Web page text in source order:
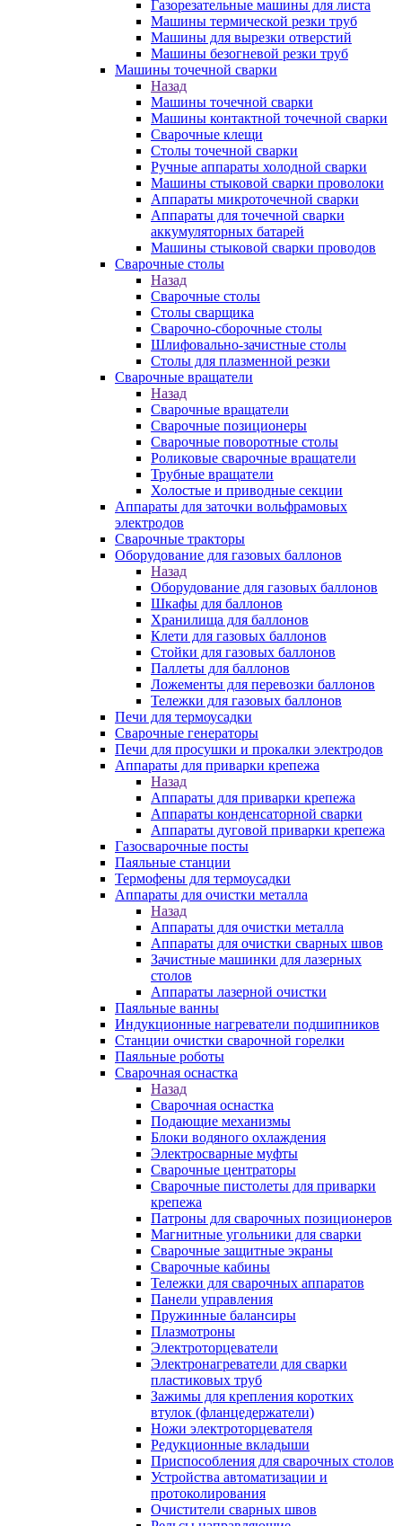
Газорезательные машины для листа
Машины термической резки труб
Машины для вырезки отверстий
Машины безогневой резки труб
Машины точечной сварки
Назад
Машины точечной сварки
Машины контактной точечной сварки
Сварочные клещи
Столы точечной сварки
Ручные аппараты холодной сварки
Машины стыковой сварки проволоки
Аппараты микроточечной сварки
Аппараты для точечной сварки
аккумуляторных батарей
Машины стыковой сварки проводов
Сварочные столы
Назад
Сварочные столы
Столы сварщика
Сварочно-сборочные столы
Шлифовально-зачистные столы
Столы для плазменной резки
Сварочные вращатели
Назад
Сварочные вращатели
Сварочные позиционеры
Сварочные поворотные столы
Роликовые сварочные вращатели
Трубные вращатели
Холостые и приводные секции
Аппараты для заточки вольфрамовых
электродов
Сварочные тракторы
Оборудование для газовых баллонов
Назад
Оборудование для газовых баллонов
Шкафы для баллонов
Хранилища для баллонов
Клети для газовых баллонов
Стойки для газовых баллонов
Паллеты для баллонов
Ложементы для перевозки баллонов
Тележки для газовых баллонов
Печи для термоусадки
Сварочные генераторы
Печи для просушки и прокалки электродов
Аппараты для приварки крепежа
Назад
Аппараты для приварки крепежа
Аппараты конденсаторной сварки
Аппараты дуговой приварки крепежа
Газосварочные посты
Паяльные станции
Термофены для термоусадки
Аппараты для очистки металла
Назад
Аппараты для очистки металла
Аппараты для очистки сварных швов
Зачистные машинки для лазерных
столов
Аппараты лазерной очистки
Паяльные ванны
Индукционные нагреватели подшипников
Станции очистки сварочной горелки
Паяльные роботы
Сварочная оснастка
Назад
Сварочная оснастка
Подающие механизмы
Блоки водяного охлаждения
Электросварные муфты
Сварочные центраторы
Сварочные пистолеты для приварки
крепежа
Патроны для сварочных позиционеров
Магнитные угольники для сварки
Сварочные защитные экраны
Сварочные кабины
Тележки для сварочных аппаратов
Панели управления
Пружинные балансиры
Плазмотроны
Электроторцеватели
Электронагреватели для сварки
пластиковых труб
Зажимы для крепления коротких
втулок (фланцедержатели)
Ножи электроторцевателя
Редукционные вкладыши
Приспособления для сварочных столов
Устройства автоматизации и
протоколирования
Очистители сварных швов